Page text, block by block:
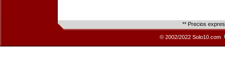
** Precios
© 2002/2022 Solo10.com